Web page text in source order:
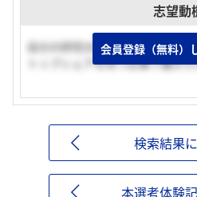
志望動
自分の研究分野であり、専門性を
トップシェアを持つ企業で働き
会員登録（無料）
検索結果
本選考体験